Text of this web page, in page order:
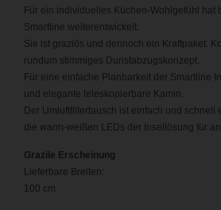
Für ein individuelles Küchen-Wohlgefühl hat
Smartline weiterentwickelt.
Sie ist graziös und dennoch ein Kraftpaket.
rundum stimmiges Dunstabzugskonzept.
Für eine einfache Planbarkeit der Smartline
und elegante teleskopierbare Kamin.
Der Umluftfiltertausch ist einfach und schnell
die warm-weißen LEDs der Insellösung für
Grazile Erscheinung
Lieferbare Breiten:
100 cm